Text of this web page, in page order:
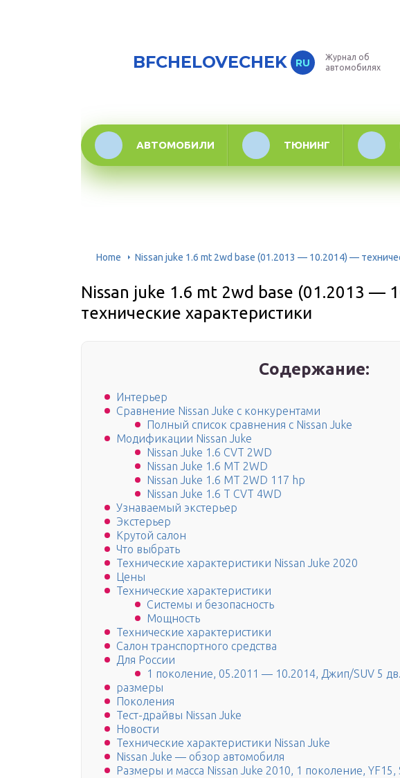
BFCHELOVECHEK RU
Журнал об
автомобилях
АВТОМОБИЛИ ТЮНИНГ
Home Nissan juke 1.6 mt 2wd base (01.2013 — 10.2014) —
Nissan juke 1.6 mt 2wd base (01.2013 —
технические характеристики
Содержание:
Интерьер
Сравнение Nissan Juke с конкурентами
Полный список сравнения с Nissan Juke
Модификации Nissan Juke
Nissan Juke 1.6 CVT 2WD
Nissan Juke 1.6 MT 2WD
Nissan Juke 1.6 MT 2WD 117 hp
Nissan Juke 1.6 T CVT 4WD
Узнаваемый экстерьер
Экстерьер
Крутой салон
Что выбрать
Технические характеристики Nissan Juke 2020
Цены
Технические характеристики
Системы и безопасность
Мощность
Технические характеристики
Салон транспортного средства
Для России
1 поколение, 05.2011 — 10.2014, Джип/SUV 5 дв.
размеры
Поколения
Тест-драйвы Nissan Juke
Новости
Технические характеристики Nissan Juke
Nissan Juke — обзор автомобиля
Размеры и масса Nissan Juke 2010, 1 поколение, YF15,